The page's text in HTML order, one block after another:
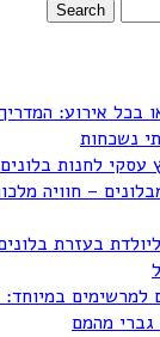
בכל אירוע:
נשכחות
עסקי לחנות בלונים
– חוויה
בעזרת
למרשימים
גברי מהמם